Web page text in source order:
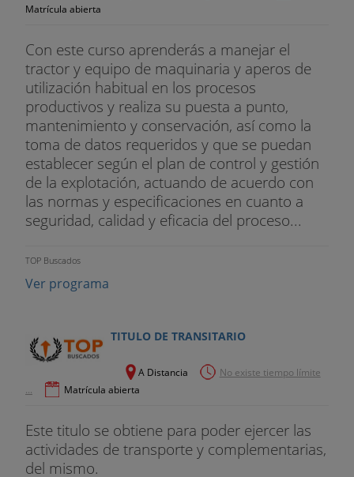
Matrícula abierta
Con este curso aprenderás a manejar el
tractor y equipo de maquinaria y aperos de
utilización habitual en los procesos
productivos y realiza su puesta a punto,
mantenimiento y conservación, así como la
toma de datos requeridos y que se puedan
establecer según el plan de control y gestión
de la explotación, actuando de acuerdo con
las normas y especificaciones en cuanto a
seguridad, calidad y eficacia del proceso...
TOP Buscados
Ver programa
TITULO DE TRANSITARIO
A Distancia
No existe tiempo límite
...
Matrícula abierta
Este titulo se obtiene para poder ejercer las
actividades de transporte y complementarias,
del mismo.